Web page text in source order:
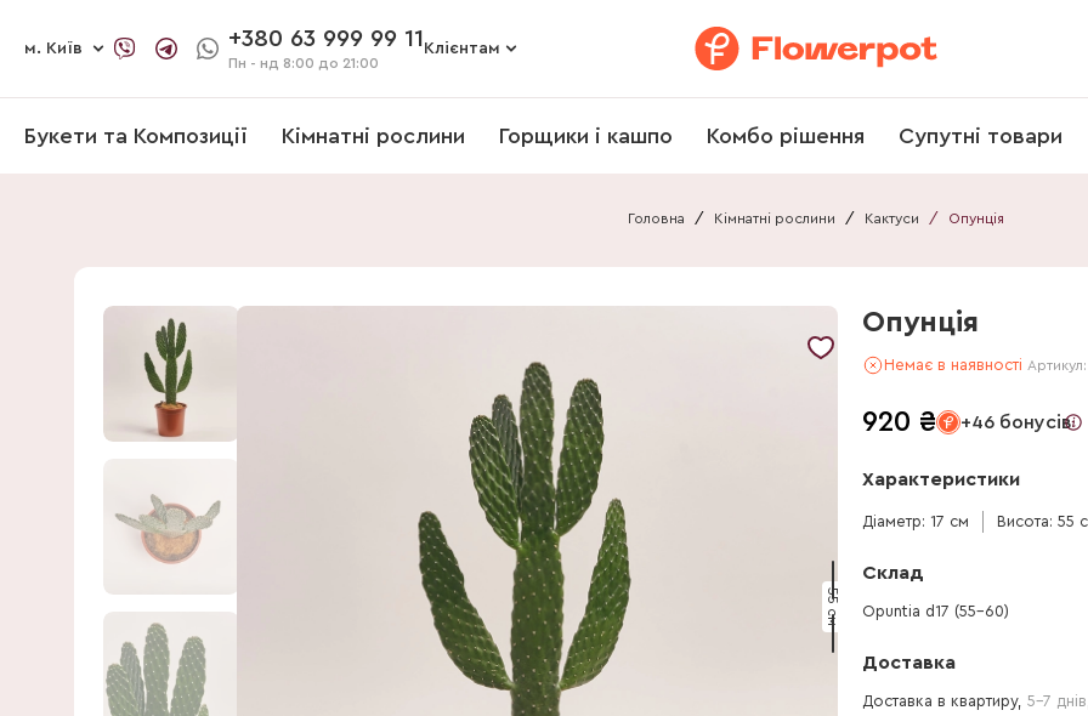
м. Київ +380 63 999 99 11
Пн - нд 8:00 до 21:00
Клієнтам
Букети та Композиції Кімнатні рослини Горщики і кашпо Комбо рішення Супутні товари
Головна / Кімнатні рослини / Кактуси / Опунція
55 см
Опунція
Немає в наявності Артикул:
920 ₴ +46 бонусів
Характеристики
Діаметр: 17 см Висота: 55
Склад
Opuntia d17 (55-60)
Доставка
Доставка в квартиру, 5-7 днів